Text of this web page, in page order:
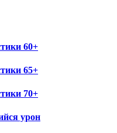
60+
65+
70+
урон